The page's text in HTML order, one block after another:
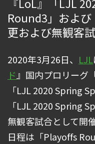
Round3」およ
更および無観客
2020年3月26日、 LJL
ド』国内プロリーグ
「LJL 2020 Spring
「LJL 2020 Spring
無観客試合として開
日程は「Playoffs